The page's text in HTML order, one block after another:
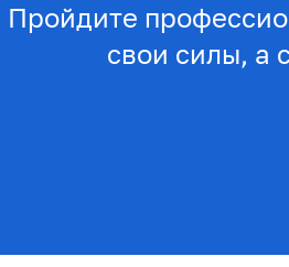
Пройдите
свои силы, а